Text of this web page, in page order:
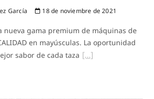
García 18 de noviembre de 2021
nueva gama premium de máquinas de
en mayúsculas. La oportunidad
sabor de cada taza